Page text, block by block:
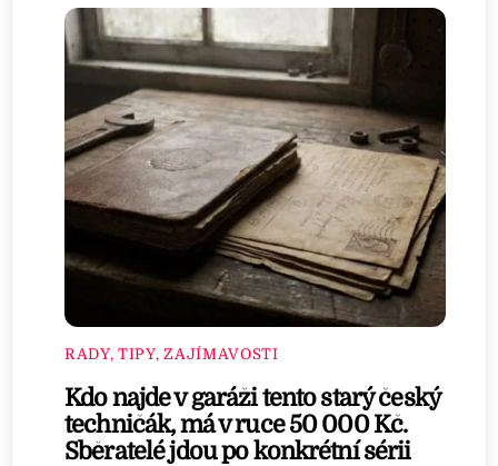
RADY, TIPY, ZAJÍMAVOSTI
Kdo najde v garáži tento starý český
techničák, má v ruce 50 000 Kč.
Sběratelé jdou po konkrétní sérii